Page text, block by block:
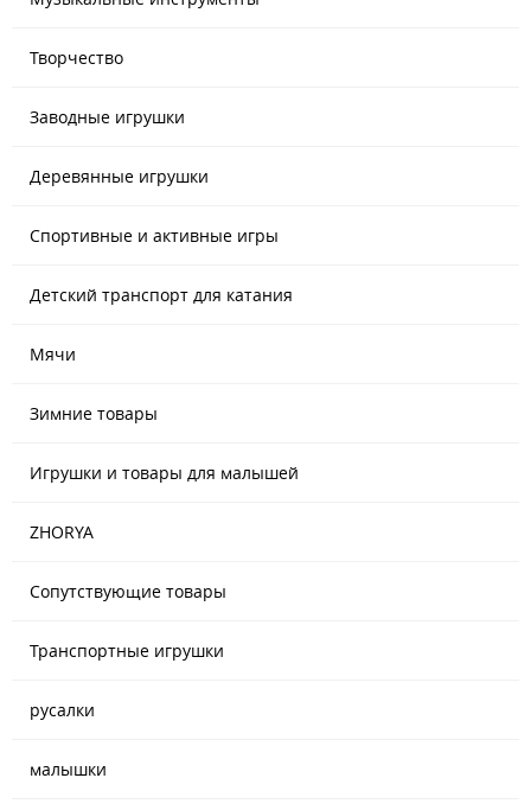
Творчество
Заводные игрушки
Деревянные игрушки
Спортивные и активные игры
Детский транспорт для катания
Мячи
Зимние товары
Игрушки и товары для малышей
ZHORYA
Сопутствующие товары
Транспортные игрушки
русалки
малышки